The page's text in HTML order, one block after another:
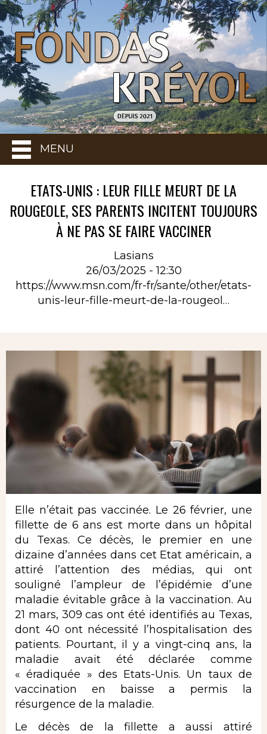
MENU
ETATS-UNIS : LEUR FILLE MEURT DE LA
ROUGEOLE, SES PARENTS INCITENT TOUJOURS
À NE PAS SE FAIRE VACCINER
Lasians
26/03/2025 - 12:30
https://www.msn.com/fr-fr/sante/other/etats-
unis-leur-fille-meurt-de-la-rougeol…
Elle n’était pas vaccinée. Le 26 février, une
fillette de 6 ans est morte dans un hôpital
du Texas. Ce décès, le premier en une
dizaine d’années dans cet Etat américain, a
attiré l’attention des médias, qui ont
souligné l’ampleur de l’épidémie d’une
maladie évitable grâce à la vaccination. Au
21 mars, 309 cas ont été identifiés au Texas,
dont 40 ont nécessité l’hospitalisation des
patients. Pourtant, il y a vingt-cinq ans, la
maladie avait été déclarée comme
« éradiquée » des Etats-Unis. Un taux de
vaccination en baisse a permis la
résurgence de la maladie.
Le décès de la fillette a aussi attiré